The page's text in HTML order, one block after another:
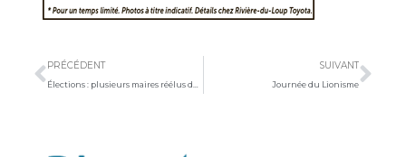
PRÉCÉDENT
Élections : plusieurs maires réélus dans L’Islet
SUIVANT
Journée du Lionisme